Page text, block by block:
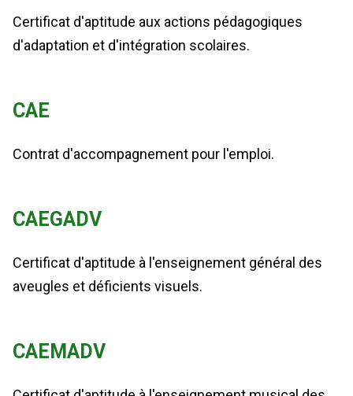
Certificat d'aptitude aux actions pédagogiques
d'adaptation et d'intégration scolaires.
CAE
Contrat d'accompagnement pour l'emploi.
CAEGADV
Certificat d'aptitude à l'enseignement général des
aveugles et déficients visuels.
CAEMADV